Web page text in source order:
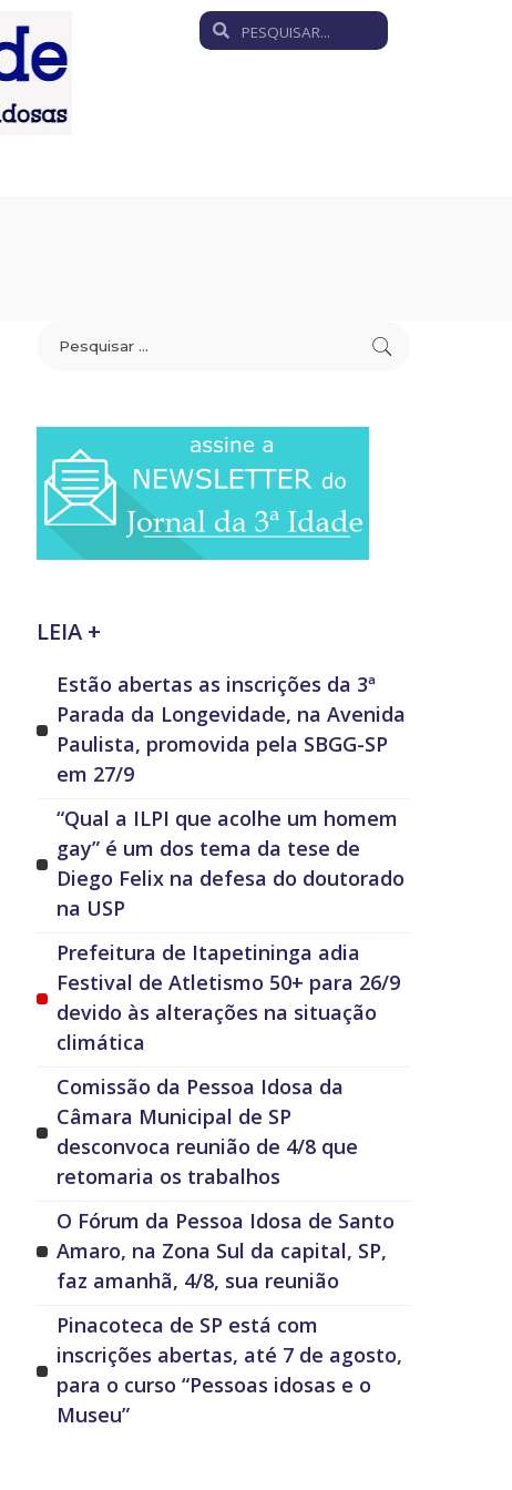
LEIA +
Estão abertas as inscrições da 3ª
Parada da Longevidade, na Avenida
Paulista, promovida pela SBGG-SP
em 27/9
“Qual a ILPI que acolhe um homem
gay” é um dos tema da tese de
Diego Felix na defesa do doutorado
na USP
Prefeitura de Itapetininga adia
Festival de Atletismo 50+ para 26/9
devido às alterações na situação
climática
Comissão da Pessoa Idosa da
Câmara Municipal de SP
desconvoca reunião de 4/8 que
retomaria os trabalhos
O Fórum da Pessoa Idosa de Santo
Amaro, na Zona Sul da capital, SP,
faz amanhã, 4/8, sua reunião
Pinacoteca de SP está com
inscrições abertas, até 7 de agosto,
para o curso “Pessoas idosas e o
Museu”